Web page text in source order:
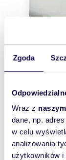
Zgoda
Wraz z
dane, np.
w celu
analizowania
użytkowników